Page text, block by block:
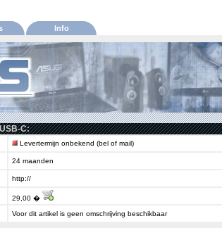
Info
C:
Levertermijn onbekend (bel of mail)
24 maanden
http://
29,00 �
Voor dit artikel is geen omschrijving beschikbaar